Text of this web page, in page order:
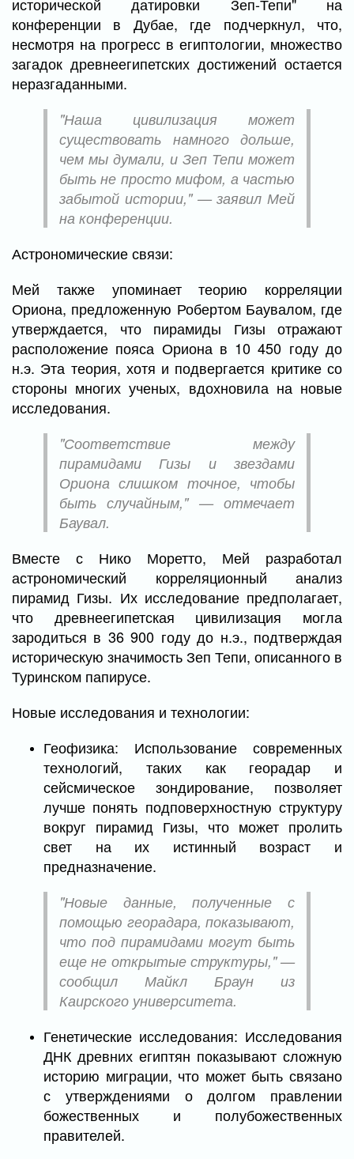
конференции в Дубае, где подчеркнул, что,
несмотря на прогресс в египтологии, множество
загадок древнеегипетских достижений остается
неразгаданными.
"Наша цивилизация может
существовать намного дольше,
чем мы думали, и Зеп Тепи может
быть не просто мифом, а частью
забытой истории," — заявил Мей
на конференции.
Астрономические связи:
Мей также упоминает теорию корреляции
Ориона, предложенную Робертом Баувалом, где
утверждается, что пирамиды Гизы отражают
расположение пояса Ориона в 10 450 году до
н.э. Эта теория, хотя и подвергается критике со
стороны многих ученых, вдохновила на новые
исследования.
"Соответствие между
пирамидами Гизы и звездами
Ориона слишком точное, чтобы
быть случайным," — отмечает
Баувал.
Вместе с Нико Моретто, Мей разработал
астрономический корреляционный анализ
пирамид Гизы. Их исследование предполагает,
что древнеегипетская цивилизация могла
зародиться в 36 900 году до н.э., подтверждая
историческую значимость Зеп Тепи, описанного в
Туринском папирусе.
Новые исследования и технологии:
Геофизика: Использование современных
технологий, таких как георадар и
сейсмическое зондирование, позволяет
лучше понять подповерхностную структуру
вокруг пирамид Гизы, что может пролить
свет на их истинный возраст и
предназначение.
"Новые данные, полученные с
помощью георадара, показывают,
что под пирамидами могут быть
еще не открытые структуры," —
сообщил Майкл Браун из
Каирского университета.
Генетические исследования: Исследования
ДНК древних египтян показывают сложную
историю миграции, что может быть связано
с утверждениями о долгом правлении
божественных и полубожественных
правителей.